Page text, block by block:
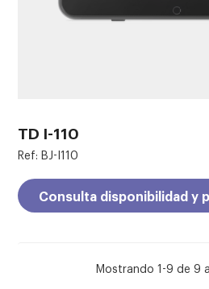
TD I-110
Ref: BJ-I110
Consulta disponibilidad y
Mostrando 1-9 de 9